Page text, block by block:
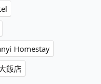
Homestay
飯店